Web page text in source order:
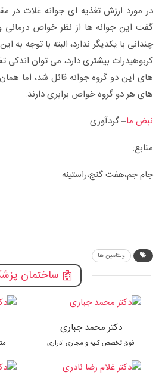
در مورد ارزش تغذیه ای جوانه غلات در
گفت این جوانه ها از نظر خواص درمانی
چندانی با یکدیگر ندارد، البته با توجه به
کربوهیدرات بیشتری دارد، می توان
های این دو گروه جوانه قائل شد، اما
های هر دو گروه خواص برابری دارند.
نبض ما– گردآوری
منابع:
جام جم،هفت گنج،راستینه
ویتامین ها
ساختمان
دکتر محمد جباری
فوق تخصص کلیه و مجاری ادراری